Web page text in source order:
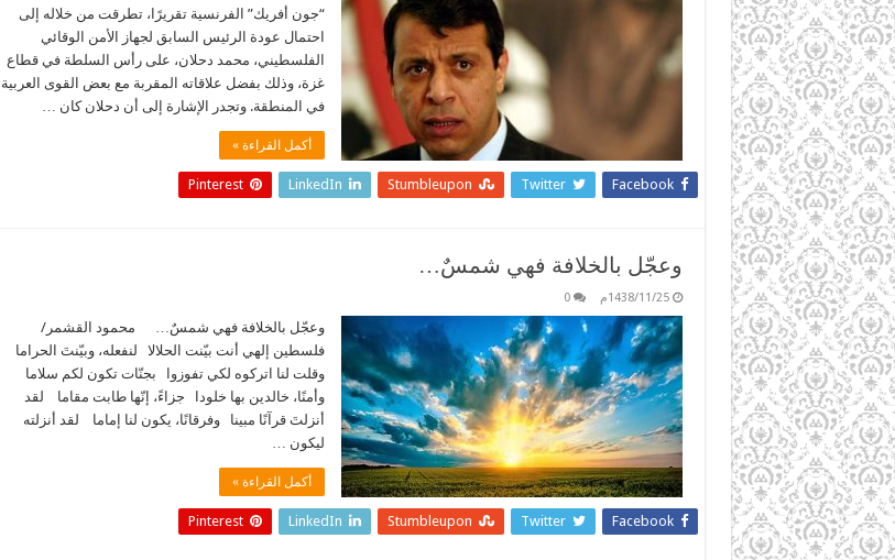
“جون أفريك” الفرنسية تقريرًا، تطرقت من خلاله إلى
احتمال عودة الرئيس السابق لجهاز الأمن الوقائي
الفلسطيني، محمد دحلان، على رأس السلطة في قطاع
غزة، وذلك بفضل علاقاته المقربة مع بعض القوى العربية
في المنطقة. وتجدر الإشارة إلى أن دحلان كان …
أكمل القراءة »
Facebook
Twitter
Stumbleupon
LinkedIn
Pinterest
وعجّل بالخلافة فهي شمسٌ…
1438/11/25م 0
وعجّل بالخلافة فهي شمسٌ… محمود القشمر/
فلسطين إلهي أنت بيّنت الحلالا لنفعله، وبيّنتَ الحراما
وقلت لنا اتركوه لكي تفوزوا بجنّات تكون لكم سلاما
وأمنًا، خالدين بها خلودا جزاءً، إنّها طابت مقاما لقد
أنزلتَ قرآنًا مبينا وفرقانًا، يكون لنا إماما لقد أنزلته
ليكون …
أكمل القراءة »
Facebook
Twitter
Stumbleupon
LinkedIn
Pinterest